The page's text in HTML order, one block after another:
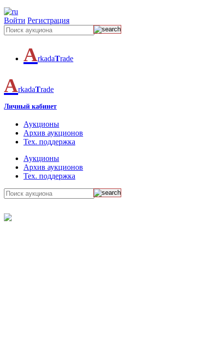
Войти Регистрация
ArkadaTrade
ArkadaTrade
Личный кабинет
Аукционы
Архив аукционов
Тех. поддержка
Аукционы
Архив аукционов
Тех. поддержка